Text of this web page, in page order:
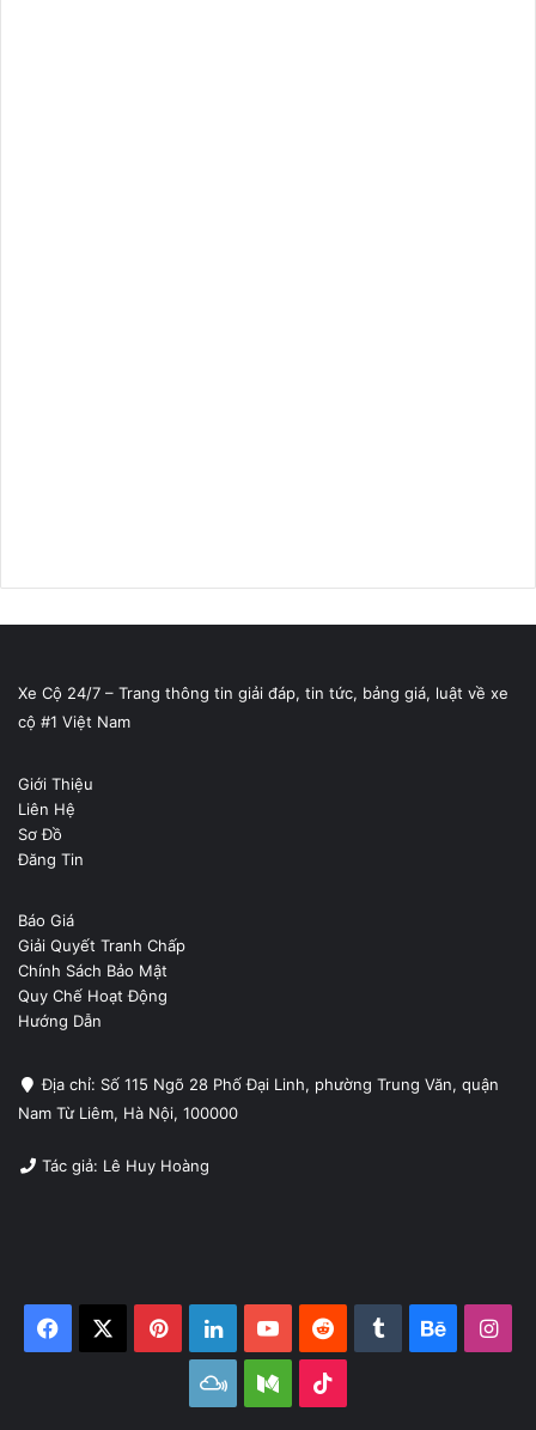
Xe Cộ 24/7 – Trang thông tin giải đáp, tin tức, bảng giá, luật về xe
cộ #1 Việt Nam
Giới Thiệu
Liên Hệ
Sơ Đồ
Đăng Tin
Báo Giá
Giải Quyết Tranh Chấp
Chính Sách Bảo Mật
Quy Chế Hoạt Động
Hướng Dẫn
Địa chỉ: Số 115 Ngõ 28 Phố Đại Linh, phường Trung Văn, quận
Nam Từ Liêm, Hà Nội, 100000
Tác giả: Lê Huy Hoàng
Facebook PinterestLinkedInYouTubeRedditTumblrBehance
Mixcloud
Medium